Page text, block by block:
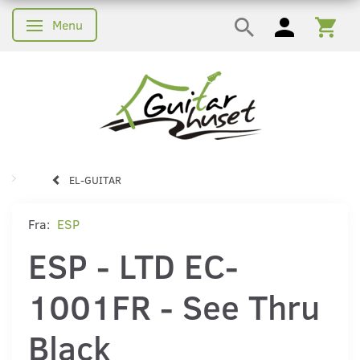
Skifte navigation
Menu
EL-GUITAR
Fra: ESP
ESP - LTD EC-
1001FR - See Thru
Black